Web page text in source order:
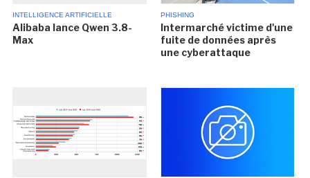
INTELLIGENCE ARTIFICIELLE
Alibaba lance Qwen 3.8-
Max
PHISHING
Intermarché victime d'une
fuite de données après
une cyberattaque